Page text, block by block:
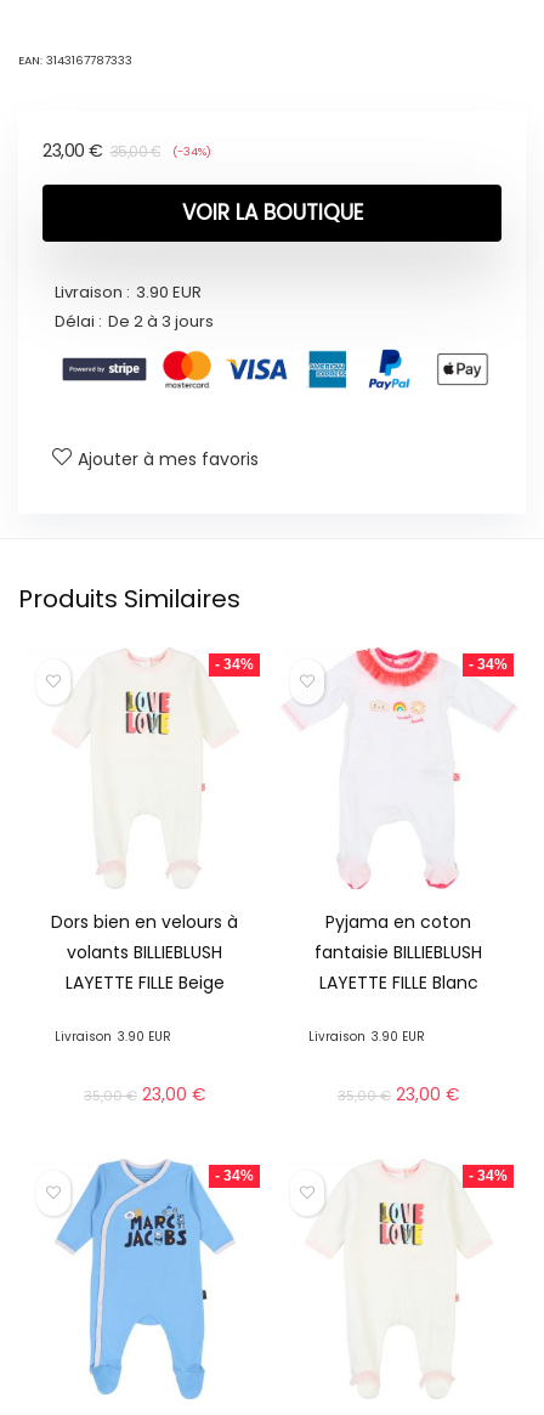
EAN: 3143167787333
35,00€
23,00 € (-34%)
VOIR LA BOUTIQUE
Livraison : 3.90 EUR
Délai : De 2 à 3 jours
Ajouter à mes favoris
Produits Similaires
- 34%
Dors bien en velours à
volants BILLIEBLUSH
LAYETTE FILLE Beige
Livraison 3.90 EUR
35,00€ 23,00 €
- 34%
Pyjama en coton
fantaisie BILLIEBLUSH
LAYETTE FILLE Blanc
Livraison 3.90 EUR
35,00€ 23,00 €
- 34% - 34%